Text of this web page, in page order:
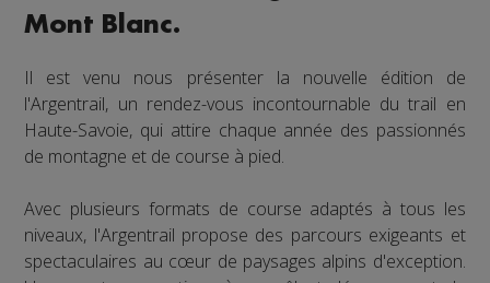
Mont Blanc.
Il est venu nous présenter la nouvelle édition de
l'Argentrail, un rendez-vous incontournable du trail en
Haute-Savoie, qui attire chaque année des passionnés
de montagne et de course à pied.
Avec plusieurs formats de course adaptés à tous les
niveaux, l'Argentrail propose des parcours exigeants et
spectaculaires au cœur de paysages alpins d'exception.